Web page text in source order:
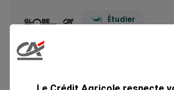
Étudier
Combien de